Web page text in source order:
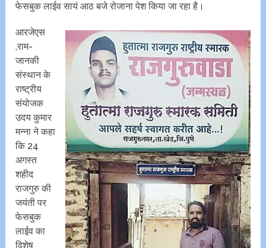
फेसबुक लाईव सायं आठ बजे रोजाना पेश किया जा रहा है।
आरजेएस
,राम-
जानकी
संस्थान के
राष्ट्रीय
संयोजक
उदय कुमार
मन्ना ने कहा
कि 24
अगस्त
शहीद
राजगुरु की
जयंती पर
फेसबुक
लाईव का
विशेष